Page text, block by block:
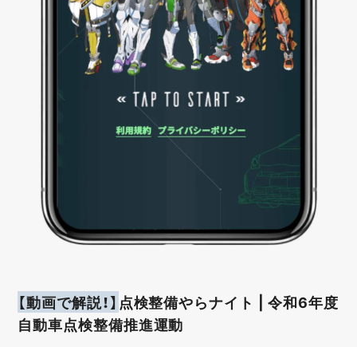
【動画で解説！】 点検整備やらナイト | 令和6年度
自動車点検整備推進運動